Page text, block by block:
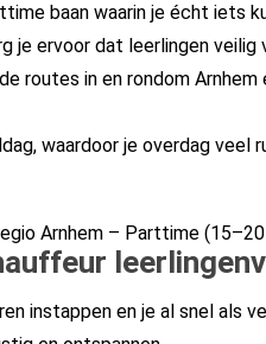
baan waarin je écht iets
je ervoor dat leerlingen veilig
routes in en rondom
waardoor je overdag veel
instappen en je al snel als